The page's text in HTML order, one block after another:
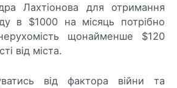
Лахтіонова для отримання
в $1000 на місяць потрібно
щонайменше $120
від міста.
від фактора війни та